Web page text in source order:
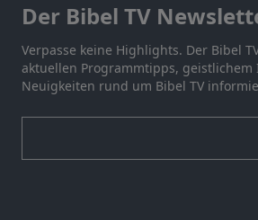
Der Bibel TV
Verpasse keine Highlights. Der Bibel
aktuellen Programmtipps, geistlichem
Neuigkeiten rund um Bibel TV